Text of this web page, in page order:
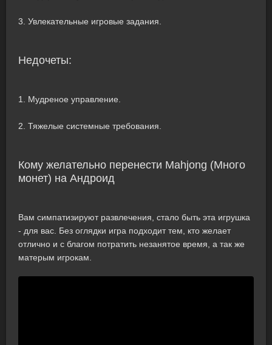
3. Увлекательные игровые задания.
Недочеты:
1. Мудреное управление.
2. Тяжелые системные требования.
Кому желательно перенести Mahjong (Много
монет) на Андроид
Вам симпатизируют развлечения, стало быть эта игрушка
- для вас. Без оглядки игра подходит тем, кто желает
отлично и с благом потратить незанятое время, а так же
матерым игрокам.